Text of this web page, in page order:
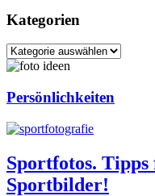
Kategorien
Kategorien
Persönlichkeiten
Sportfotos.
Sportbilder!